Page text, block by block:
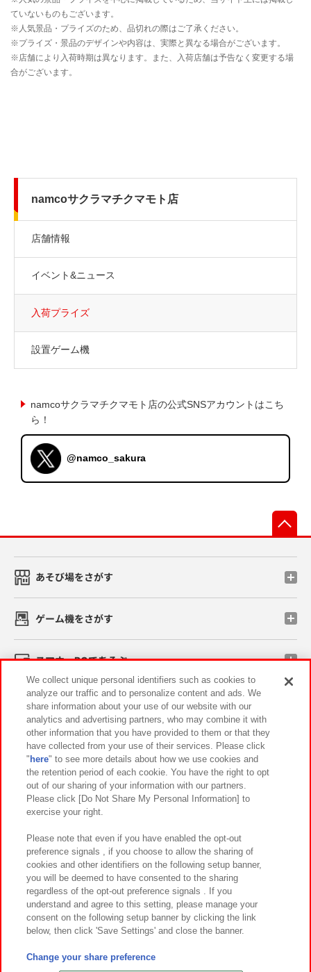
namcoサクラマチクマモト店
店舗情報
イベント&ニュース
入荷プライズ
設置ゲーム機
namcoサクラマチクマモト店の公式SNSアカウントはこち
ら！
@namco_sakura
あそび場をさがす
ゲーム機をさがす
スマホ・PCであそぶ
イベント・キャンペーン
関連会社 サステナビリティ サイトポリシー
プライバシーポリシー ウェブアクセシビリティ方針と検証結果
お取引先さまとともに
カスタマーハラスメント対応方針 よくあるご質問・お問い合わせ
©Bandai Namco Amusement Inc.
©Bandai Namco Amusement Lab Inc.
We collect unique personal identifiers such as cookies to
analyze our traffic and to personalize content and ads. We
share information about your use of our website with our
analytics and advertising partners, who may combine it with
other information that you have provided to them or that they
have collected from your use of their services. Please click
" here" to see more details about how we use cookies and
the retention period of each cookie. You have the right to opt
out of our sharing of your information with our partners.
Please click [Do Not Share My Personal Information] to
exercise your right.
Please note that even if you have enabled the opt-out
preference signals , if you choose to allow the sharing of
cookies and other identifiers on the following setup banner,
you will be deemed to have consented to the sharing
regardless of the opt-out preference signals . If you
understand and agree to this setting, please manage your
consent on the following setup banner by clicking the link
below, then click 'Save Settings' and close the banner.
Change your share preference